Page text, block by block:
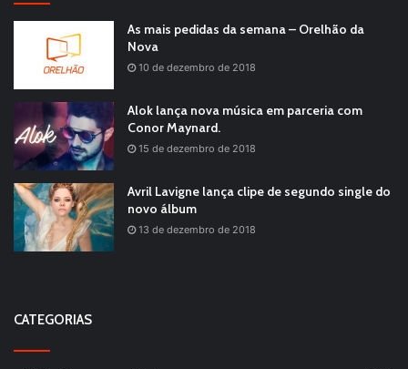
As mais pedidas da semana – Orelhão da
Nova
10 de dezembro de 2018
Alok lança nova música em parceria com
Conor Maynard.
15 de dezembro de 2018
Avril Lavigne lança clipe de segundo single do
novo álbum
13 de dezembro de 2018
CATEGORIAS